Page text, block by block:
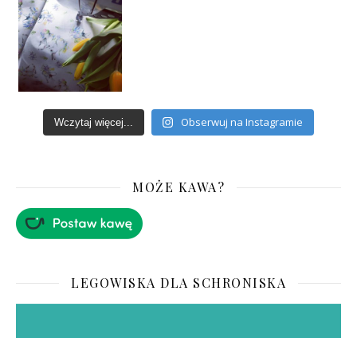
Wczytaj więcej... Obserwuj na Instagramie
MOŻE KAWA?
LEGOWISKA DLA SCHRONISKA